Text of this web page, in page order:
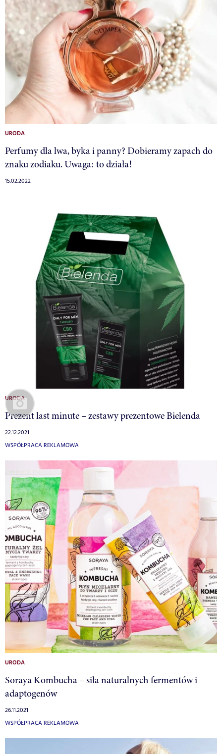
URODA
Perfumy dla lwa, byka i panny? Dobieramy zapach do
znaku zodiaku. Uwaga: to działa!
15.02.2022
URODA
Prezent last minute – zestawy prezentowe Bielenda
22.12.2021
WSPÓŁPRACA REKLAMOWA
URODA
Soraya Kombucha – siła naturalnych fermentów i
adaptogenów
26.11.2021
WSPÓŁPRACA REKLAMOWA